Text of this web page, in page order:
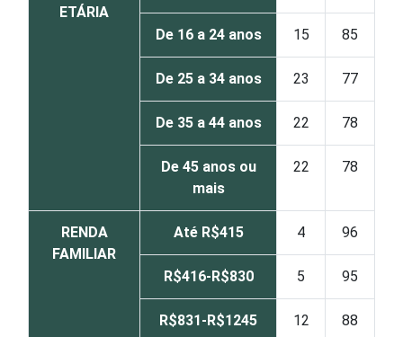
ETÁRIA
De 16 a 24 anos 15 85
De 25 a 34 anos 23 77
De 35 a 44 anos 22 78
De 45 anos ou
mais
22 78
RENDA
FAMILIAR
Até R$415 4 96
R$416-R$830 5 95
R$831-R$1245 12 88